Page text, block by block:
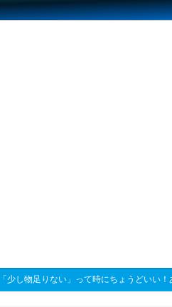
少し物足りない」って時にちょうどいい